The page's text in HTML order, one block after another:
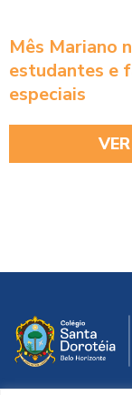
Mês Mariano
estudantes e
especiais